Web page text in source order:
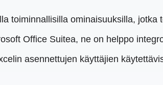
toiminnallisilla ominaisuuksilla,
Office Suitea, ne on helppo
asennettujen käyttäjien